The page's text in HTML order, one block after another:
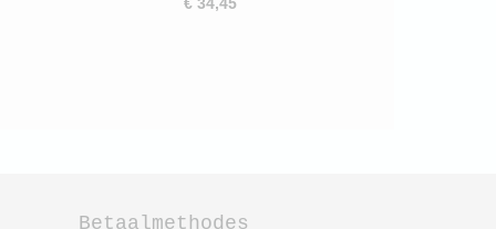
Betaalmethodes